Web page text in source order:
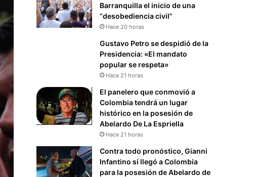
Barranquilla el inicio de una
“desobediencia civil”
Hace 20 horas
Gustavo Petro se despidió de la
Presidencia: «El mandato
popular se respeta»
Hace 21 horas
El panelero que conmovió a
Colombia tendrá un lugar
histórico en la posesión de
Abelardo De La Espriella
Hace 21 horas
Contra todo pronóstico, Gianni
Infantino sí llegó a Colombia
para la posesión de Abelardo de